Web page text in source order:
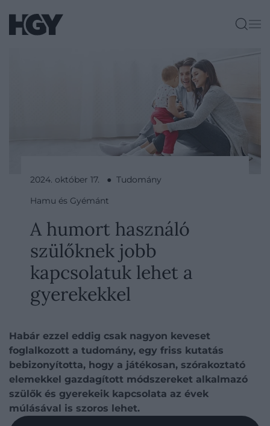
2024. október 17. ● Tudomány
Hamu és Gyémánt
A humort használó
szülőknek jobb
kapcsolatuk lehet a
gyerekekkel
Habár ezzel eddig csak nagyon keveset
foglalkozott a tudomány, egy friss kutatás
bebizonyította, hogy a játékosan, szórakoztató
elemekkel gazdagított módszereket alkalmazó
szülők és gyerekeik kapcsolata az évek
múlásával is szoros lehet.